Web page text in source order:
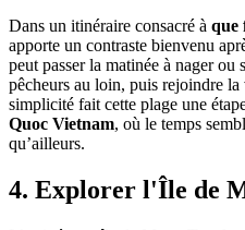
Dans un itinéraire consacré à que
apporte un contraste bienvenu
peut passer la matinée à nager ou
pêcheurs au loin, puis rejoindre
simplicité fait cette plage une
Quoc Vietnam, où le temps
qu’ailleurs.
4. Explorer l'Île de